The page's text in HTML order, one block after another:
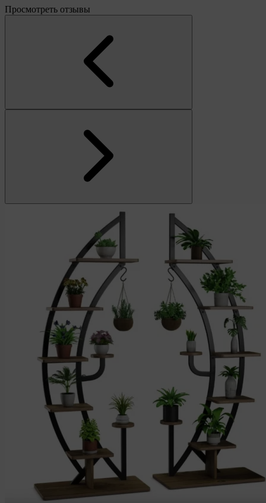
Просмотреть отзывы